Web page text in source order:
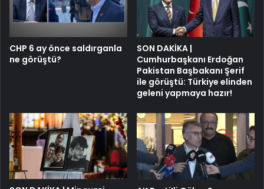
CHP 6 ay önce saldırganla
ne görüştü?
SON DAKİKA |
Cumhurbaşkanı Erdoğan
Pakistan Başbakanı Şerif
ile görüştü: Türkiye elinden
geleni yapmaya hazır!